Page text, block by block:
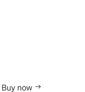
Buy now